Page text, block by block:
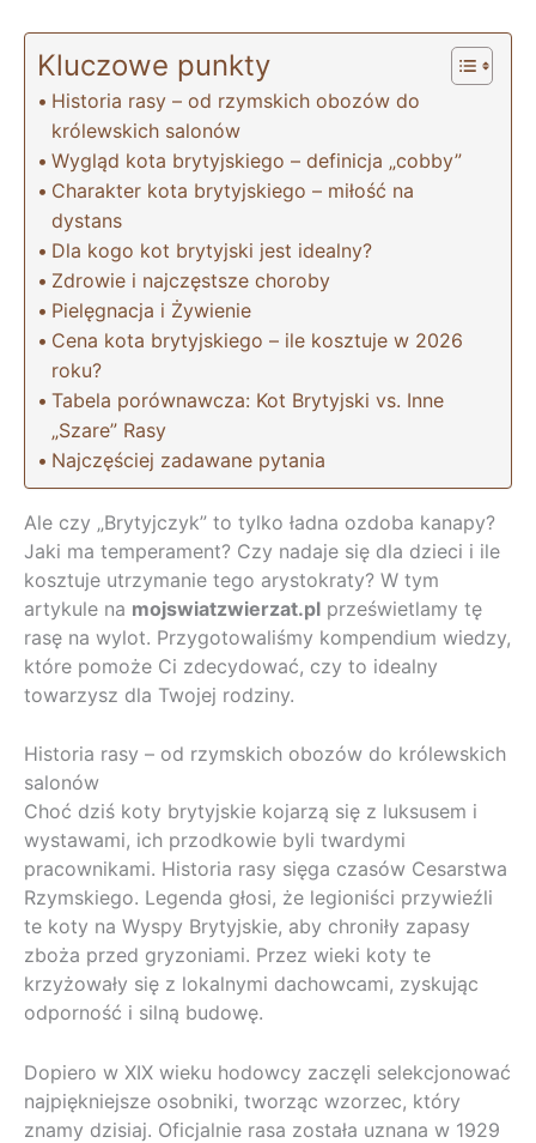
Kluczowe punkty
Historia rasy – od rzymskich obozów do
królewskich salonów
Wygląd kota brytyjskiego – definicja „cobby”
Charakter kota brytyjskiego – miłość na
dystans
Dla kogo kot brytyjski jest idealny?
Zdrowie i najczęstsze choroby
Pielęgnacja i Żywienie
Cena kota brytyjskiego – ile kosztuje w 2026
roku?
Tabela porównawcza: Kot Brytyjski vs. Inne
„Szare” Rasy
Najczęściej zadawane pytania
Ale czy „Brytyjczyk” to tylko ładna ozdoba kanapy?
Jaki ma temperament? Czy nadaje się dla dzieci i ile
kosztuje utrzymanie tego arystokraty? W tym
artykule na mojswiatzwierzat.pl prześwietlamy tę
rasę na wylot. Przygotowaliśmy kompendium wiedzy,
które pomoże Ci zdecydować, czy to idealny
towarzysz dla Twojej rodziny.
Historia rasy – od rzymskich obozów do królewskich
salonów
Choć dziś koty brytyjskie kojarzą się z luksusem i
wystawami, ich przodkowie byli twardymi
pracownikami. Historia rasy sięga czasów Cesarstwa
Rzymskiego. Legenda głosi, że legioniści przywieźli
te koty na Wyspy Brytyjskie, aby chroniły zapasy
zboża przed gryzoniami. Przez wieki koty te
krzyżowały się z lokalnymi dachowcami, zyskując
odporność i silną budowę.
Dopiero w XIX wieku hodowcy zaczęli selekcjonować
najpiękniejsze osobniki, tworząc wzorzec, który
znamy dzisiaj. Oficjalnie rasa została uznana w 1929